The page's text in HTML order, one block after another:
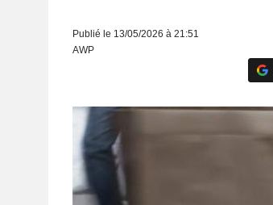
Publié le 13/05/2026 à 21:51
AWP